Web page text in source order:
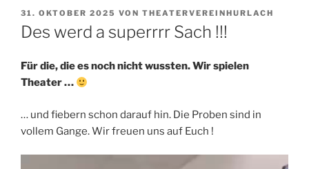
VERÖFFENTLICHT
AM
31. OKTOBER 2025 VON THEATERVEREINHURLACH
Des werd a superrrr Sach !!!
Für die, die es noch nicht wussten. Wir spielen
Theater …
… und fiebern schon darauf hin. Die Proben sind in
vollem Gange. Wir freuen uns auf Euch !